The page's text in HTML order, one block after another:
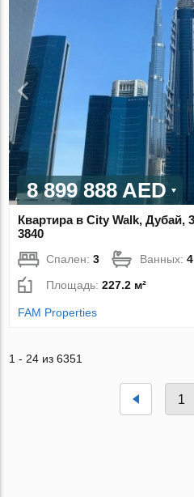
8 899 888 AED
Квартира в City Walk, Дубай,
3840
Спален:3 Ванных:4
Площадь:227.2 м²
FAM Properties
1 - 24 из 6351
1